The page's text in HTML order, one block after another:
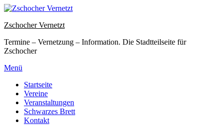
Zum
springen
Zschocher Vernetzt
Termine – Vernetzung – Information. Die Stadtteilseite für
Zschocher
Menü
Startseite
Vereine
Veranstaltungen
Schwarzes Brett
Kontakt